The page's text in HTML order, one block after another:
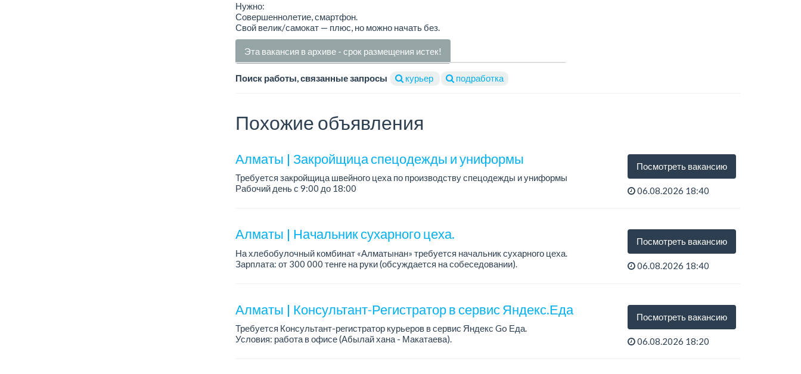
Нужно:
Совершеннолетие, смартфон.
Свой велик/самокат — плюс, но можно начать без.
Эта вакансия в архиве - срок размещения истек!
Поиск работы, связанные запросы курьер подработка
Похожие объявления
Алматы | Закройщица спецодежды и униформы
Требуется закройщица швейного цеха по производству спецодежды и униформы
Рабочий день с 9:00 до 18:00
Посмотреть вакансию
06.08.2026 18:40
Алматы | Начальник сухарного цеха.
На хлебобулочный комбинат «Алматынан» требуется начальник сухарного цеха.
Зарплата: от 300 000 тенге на руки (обсуждается на собеседовании).
Посмотреть вакансию
06.08.2026 18:40
Алматы | Консультант-Регистратор в сервис Яндекс.Еда
Требуется Консультант-регистратор курьеров в сервис Яндекс Go Еда.
Условия: работа в офисе (Абылай хана - Макатаева).
Посмотреть вакансию
06.08.2026 18:20